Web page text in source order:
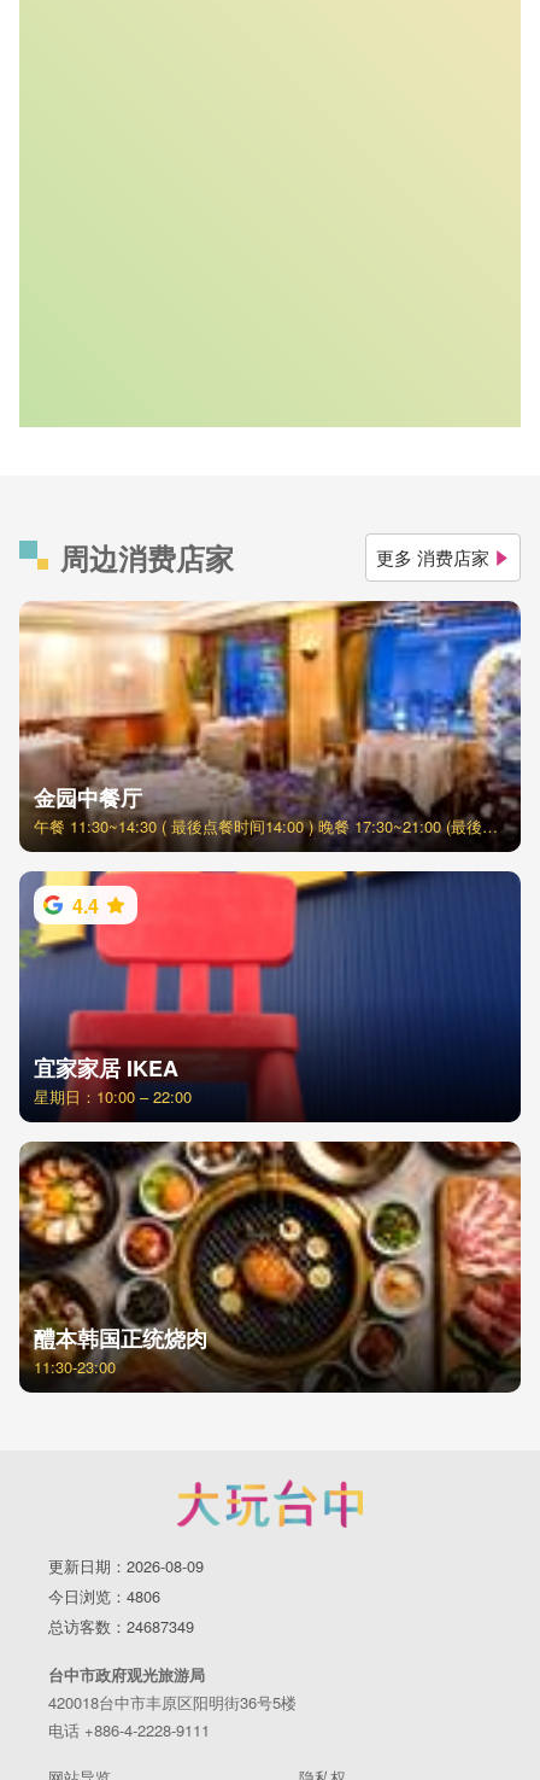
周边消费店家 更多 消费店家
金园中餐厅
午餐 11:30~14:30 ( 最後点餐时间14:00 ) 晚餐 17:30~21:00 (最後点餐时间20:30 )
4.4
宜家家居 IKEA
星期日：10:00 – 22:00
醴本韩国正统烧肉
11:30-23:00
更新日期：2026-08-09
今日浏览：4806
总访客数：24687349
台中市政府观光旅游局
420018台中市丰原区阳明街36号5楼
电话 +886-4-2228-9111